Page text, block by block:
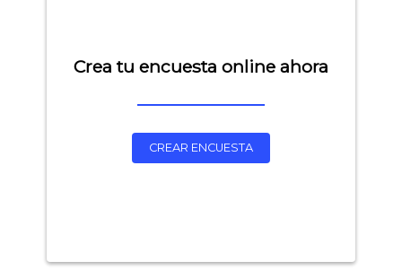
Crea tu encuesta online ahora
CREAR ENCUESTA